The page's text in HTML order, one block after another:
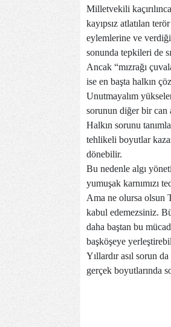
Milletvekili
kayıpsız atlatılan
eylemlerine ve
sonunda tepkileri de
Ancak “mızrağı
ise en başta halkın
Unutmayalım
sorunun diğer bir can
Halkın sorunu
tehlikeli boyutlar
dönebilir.
Bu nedenle algı
yumuşak karnımızı
Ama ne olursa olsun
kabul edemezsiniz.
daha baştan bu
başköşeye
Yıllardır asıl sorun
gerçek boyutlarında